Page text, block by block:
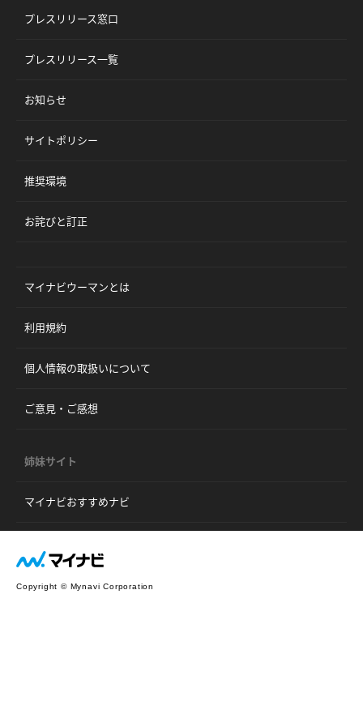
プレスリリース窓口
プレスリリース一覧
お知らせ
サイトポリシー
推奨環境
お詫びと訂正
マイナビウーマンとは
利用規約
個人情報の取扱いについて
ご意見・ご感想
姉妹サイト
マイナビおすすめナビ
Copyright © Mynavi Corporation